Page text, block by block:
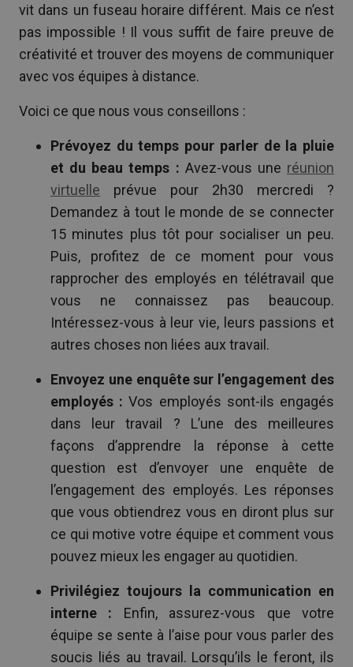
vit dans un fuseau horaire différent. Mais ce n’est
pas impossible ! Il vous suffit de faire preuve de
créativité et trouver des moyens de communiquer
avec vos équipes à distance.
Voici ce que nous vous conseillons :
Prévoyez du temps pour parler de la pluie
et du beau temps : Avez-vous une réunion
virtuelle prévue pour 2h30 mercredi ?
Demandez à tout le monde de se connecter
15 minutes plus tôt pour socialiser un peu.
Puis, profitez de ce moment pour vous
rapprocher des employés en télétravail que
vous ne connaissez pas beaucoup.
Intéressez-vous à leur vie, leurs passions et
autres choses non liées aux travail.
Envoyez une enquête sur l’engagement des
employés : Vos employés sont-ils engagés
dans leur travail ? L’une des meilleures
façons d’apprendre la réponse à cette
question est d’envoyer une enquête de
l’engagement des employés. Les réponses
que vous obtiendrez vous en diront plus sur
ce qui motive votre équipe et comment vous
pouvez mieux les engager au quotidien.
Privilégiez toujours la communication en
interne : Enfin, assurez-vous que votre
équipe se sente à l’aise pour vous parler des
soucis liés au travail. Lorsqu’ils le feront, ils